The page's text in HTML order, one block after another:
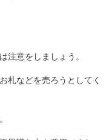
注意をしましょう。
札などを売ろうとしてく